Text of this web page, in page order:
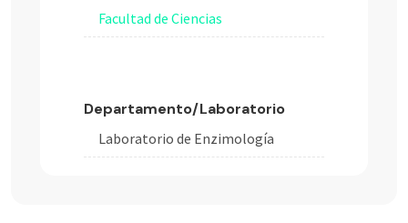
Facultad de Ciencias
Departamento/Laboratorio
Laboratorio de Enzimología